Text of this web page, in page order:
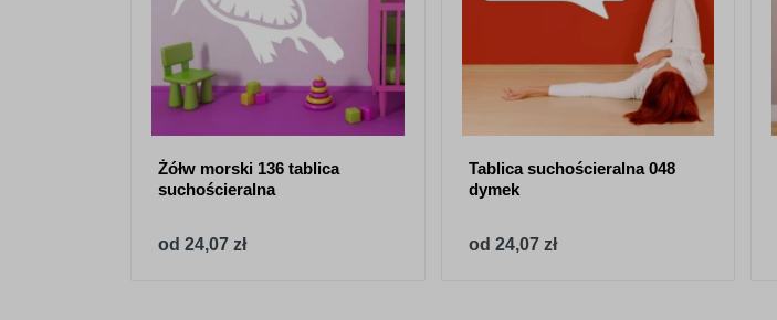
Żółw morski 136 tablica
suchościeralna
od 24,07 zł
Tablica suchościeralna 048
dymek
od 24,07 zł